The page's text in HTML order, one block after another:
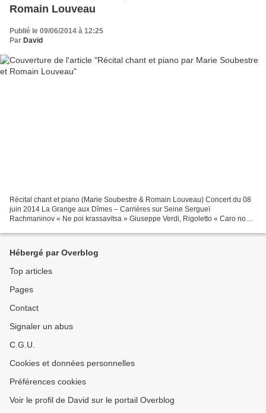
Romain Louveau
Publié le 09/06/2014 à 12:25
Par David
Récital chant et piano (Marie Soubestre & Romain Louveau) Concert du 08
juin 2014 La Grange aux Dîmes – Carrières sur Seine Sergueï
Rachmaninov « Ne poi krassavitsa » Giuseppe Verdi, Rigoletto « Caro nome
Hébergé par Overblog
Top articles
Pages
Contact
Signaler un abus
C.G.U.
Cookies et données personnelles
Préférences cookies
Voir le profil de David sur le portail Overblog